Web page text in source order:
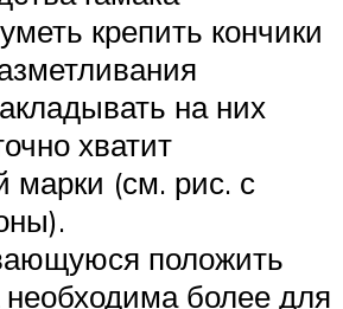
крепить кончики
на них
хватит
марки (см. рис. с
положить
необходима более для